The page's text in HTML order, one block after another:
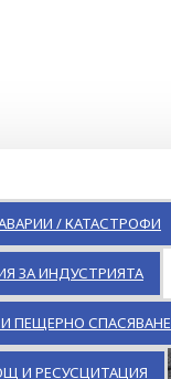
/ КАТАСТРОФИ
ЗА ИНДУСТРИЯТА
ПЕЩЕРНО СПАСЯВАНЕ
И РЕСУСЦИТАЦИЯ
е празна!